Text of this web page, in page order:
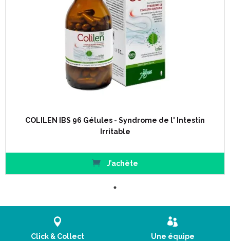
COLILEN IBS 96 Gélules - Syndrome de l' Intestin
Irritable
J’achète
Click & Collect
Une équipe